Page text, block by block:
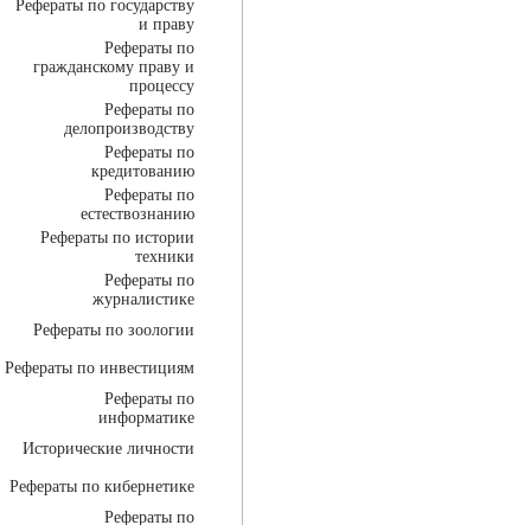
Рефераты по государству
и праву
Рефераты по
гражданскому праву и
процессу
Рефераты по
делопроизводству
Рефераты по
кредитованию
Рефераты по
естествознанию
Рефераты по истории
техники
Рефераты по
журналистике
Рефераты по зоологии
Рефераты по инвестициям
Рефераты по
информатике
Исторические личности
Рефераты по кибернетике
Рефераты по